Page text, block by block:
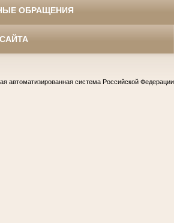
ОБРАЩЕНИЯ
автоматизированная система Российской